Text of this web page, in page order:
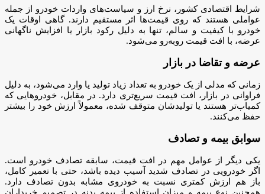
شرایط اقتصادی کشور، نرخ ارز و سیاست‌های واردات خودرو از جمله
عواملی هستند که روی قیمت‌ها اثر مستقیم دارند. گاهی اوقات یک
خودرو با کیفیت و سالم، تنها به دلیل رکود بازار یا افزایش ناگهانی
عرضه، با افت قیمت روبه‌رو می‌شود.
عرضه و تقاضا در بازار
زمانی که مدلی از یک خودرو به تعداد زیاد تولید یا وارد می‌شود، به دلیل
فراوانی در بازار، افت قیمت سریع‌تری دارد. در مقابل، خودروهایی که
کمیاب‌تر هستند یا تولیدشان متوقف شده، معمولاً ارزش خود را بیشتر
حفظ می‌کنند.
سوابق بیمه و تصادف
یکی دیگر از عوامل مهم در افت قیمت، سابقه تصادف خودرو است.
اگر خودرویی در تصادف شدید آسیب دیده باشد، حتی با تعمیر کامل،
باز هم ارزش کمتری نسبت به خودروی مشابه بدون تصادف دارد.